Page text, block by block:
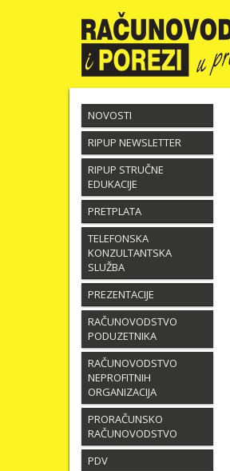
NOVOSTI
RIPUP NEWSLETTER
RIPUP STRUČNE
EDUKACIJE
PRETPLATA
TELEFONSKA
KONZULTANTSKA
SLUŽBA
PREZENTACIJE
RAČUNOVODSTVO
PODUZETNIKA
RAČUNOVODSTVO
NEPROFITNIH
ORGANIZACIJA
PRORAČUNSKO
RAČUNOVODSTVO
PDV